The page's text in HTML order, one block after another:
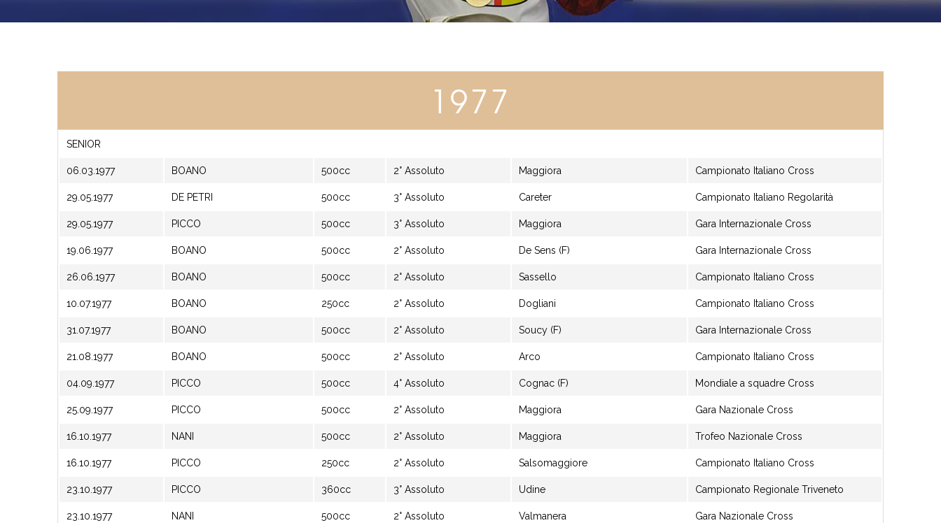
1977
SENIOR
06.03.1977 BOANO 500cc 2° Assoluto Maggiora Campionato Italiano Cross
29.05.1977 DE PETRI 500cc 3° Assoluto Careter Campionato Italiano Regolarità
29.05.1977 PICCO 500cc 3° Assoluto Maggiora Gara Internazionale Cross
19.06.1977 BOANO 500cc 2° Assoluto De Sens (F) Gara Internazionale Cross
26.06.1977 BOANO 500cc 2° Assoluto Sassello Campionato Italiano Cross
10.07.1977 BOANO 250cc 2° Assoluto Dogliani Campionato Italiano Cross
31.07.1977 BOANO 500cc 2° Assoluto Soucy (F) Gara Internazionale Cross
21.08.1977 BOANO 500cc 2° Assoluto Arco Campionato Italiano Cross
04.09.1977 PICCO 500cc 4° Assoluto Cognac (F) Mondiale a squadre Cross
25.09.1977 PICCO 500cc 2° Assoluto Maggiora Gara Nazionale Cross
16.10.1977 NANI 500cc 2° Assoluto Maggiora Trofeo Nazionale Cross
16.10.1977 PICCO 250cc 2° Assoluto Salsomaggiore Campionato Italiano Cross
23.10.1977 PICCO 360cc 3° Assoluto Udine Campionato Regionale Triveneto
23.10.1977 NANI 500cc 2° Assoluto Valmanera Gara Nazionale Cross